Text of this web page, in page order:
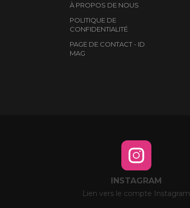
À PROPOS DE NOUS
POLITIQUE DE
CONFIDENTIALITÉ
PAGE DE CONTACT - ID
MAG
INSTAGRAM
Lien vers le compte Instagram